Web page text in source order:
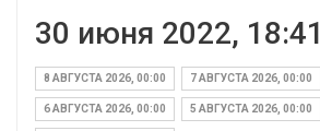
30 июня 2022, 18:41
8 АВГУСТА 2026, 00:00 7 АВГУСТА 2026, 00:00
6 АВГУСТА 2026, 00:00 5 АВГУСТА 2026, 00:00